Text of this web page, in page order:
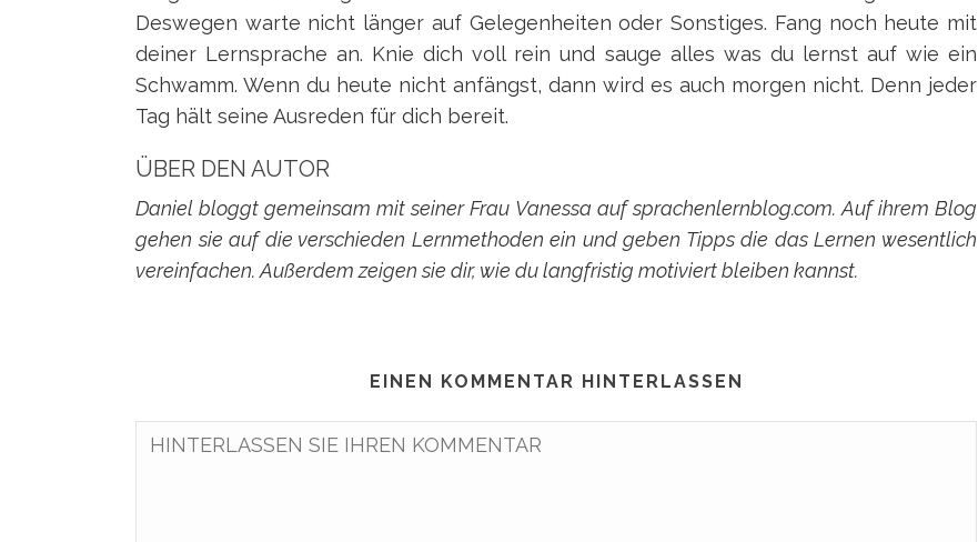
Deswegen warte nicht länger auf Gelegenheiten oder Sonstiges. Fang noch heute mit
deiner Lernsprache an. Knie dich voll rein und sauge alles was du lernst auf wie ein
Schwamm. Wenn du heute nicht anfängst, dann wird es auch morgen nicht. Denn jeder
Tag hält seine Ausreden für dich bereit.
ÜBER DEN AUTOR
Daniel bloggt gemeinsam mit seiner Frau Vanessa auf sprachenlernblog.com. Auf ihrem Blog
gehen sie auf die verschieden Lernmethoden ein und geben Tipps die das Lernen wesentlich
vereinfachen. Außerdem zeigen sie dir, wie du langfristig motiviert bleiben kannst.
EINEN KOMMENTAR HINTERLASSEN